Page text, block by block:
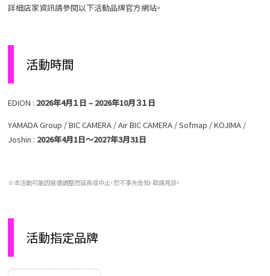
詳細店家資訊請參閱以下活動品牌官方網站。
活動時間
EDION : 2026年4月１日 – 2026年10月３１日
YAMADA Group / BIC CAMERA / Air BIC CAMERA / Sofmap / KOJIMA /
Joshin : 2026年4月1日～2027年3月31日
※本活動可能因營運調整而延長或中止，恕不事先告知，敬請見諒。
活動指定品牌